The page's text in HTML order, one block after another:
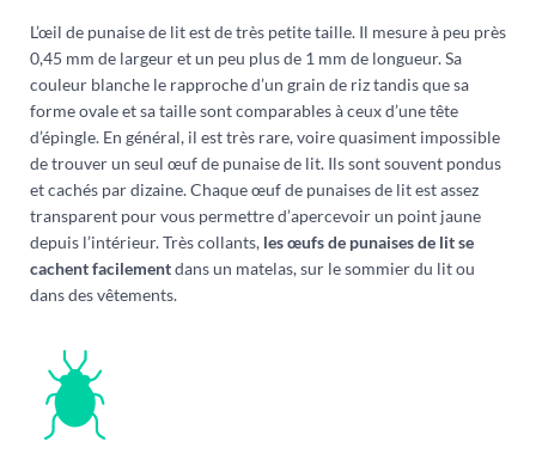
L’œil de punaise de lit est de très petite taille. Il mesure à peu près
0,45 mm de largeur et un peu plus de 1 mm de longueur. Sa
couleur blanche le rapproche d’un grain de riz tandis que sa
forme ovale et sa taille sont comparables à ceux d’une tête
d’épingle. En général, il est très rare, voire quasiment impossible
de trouver un seul œuf de punaise de lit. Ils sont souvent pondus
et cachés par dizaine. Chaque œuf de punaises de lit est assez
transparent pour vous permettre d’apercevoir un point jaune
depuis l’intérieur. Très collants, les œufs de punaises de lit se
cachent facilementdans un matelas, sur le sommier du lit ou
dans des vêtements.